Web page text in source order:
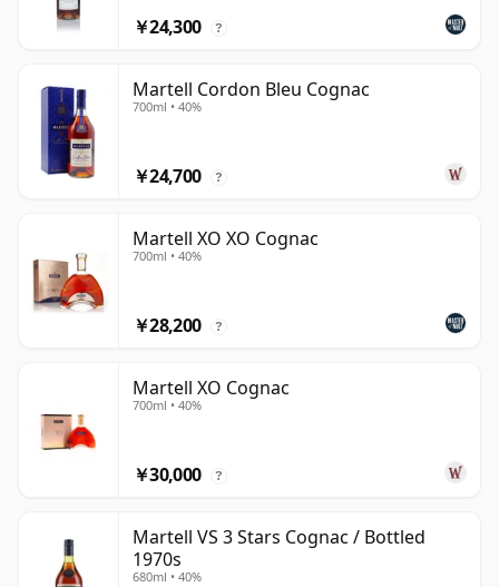
￥24,300 ?
Martell Cordon Bleu Cognac
700ml • 40%
￥24,700 ?
Martell XO XO Cognac
700ml • 40%
￥28,200 ?
Martell XO Cognac
700ml • 40%
￥30,000 ?
Martell VS 3 Stars Cognac / Bottled
1970s
680ml • 40%